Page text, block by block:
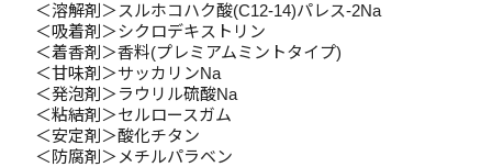
＜溶解剤＞スルホコハク酸(C12‐14)パレス‐2Na
＜吸着剤＞シクロデキストリン
＜着香剤＞香料(プレミアムミントタイプ)
＜甘味剤＞サッカリンNa
＜発泡剤＞ラウリル硫酸Na
＜粘結剤＞セルロースガム
＜安定剤＞酸化チタン
＜防腐剤＞メチルパラベン